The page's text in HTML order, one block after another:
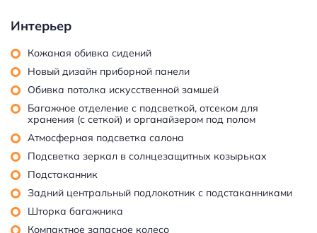
Интерьер
Кожаная обивка сидений
Новый дизайн приборной панели
Обивка потолка искусственной замшей
Багажное отделение с подсветкой, отсеком для
хранения (с сеткой) и органайзером под полом
Атмосферная подсветка салона
Подсветка зеркал в солнцезащитных козырьках
Подстаканник
Задний центральный подлокотник с подстаканниками
Шторка багажника
Компактное запасное колесо